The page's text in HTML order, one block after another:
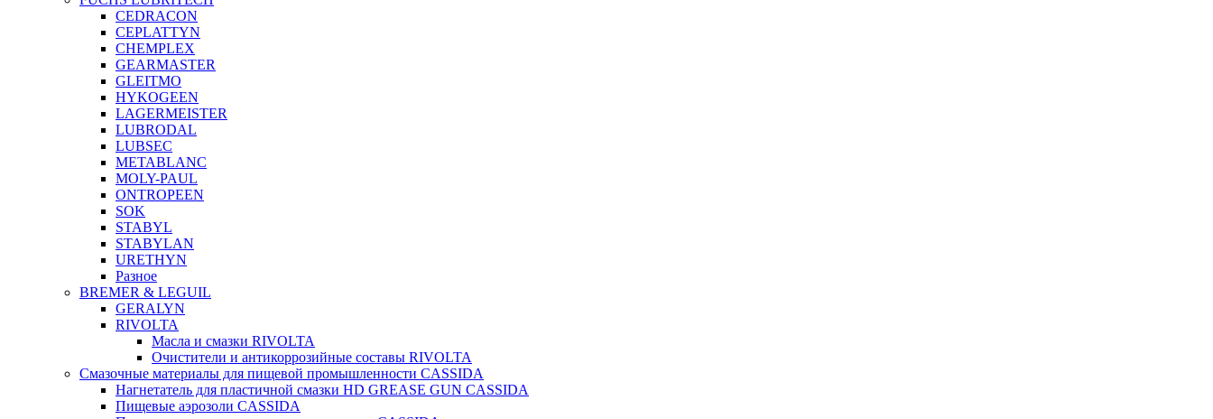
CEDRACON
CEPLATTYN
CHEMPLEX
GEARMASTER
GLEITMO
HYKOGEEN
LAGERMEISTER
LUBRODAL
LUBSEC
METABLANC
MOLY-PAUL
ONTROPEEN
SOK
STABYL
STABYLAN
URETHYN
Разное
BREMER & LEGUIL
GERALYN
RIVOLTA
Масла и смазки RIVOLTA
Очистители и антикоррозийные составы RIVOLTA
Смазочные материалы для пищевой промышленности CASSIDA
Нагнетатель для пластичной смазки HD GREASE GUN CASSIDA
Пищевые аэрозоли CASSIDA